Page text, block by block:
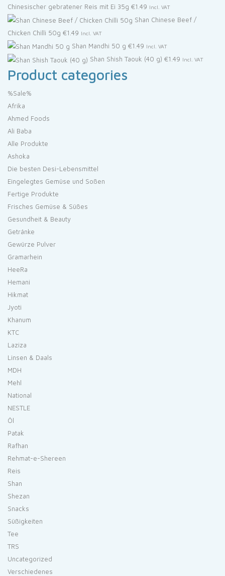
Chinesischer gebratener Reis mit Ei 35g €1.49 Incl. VAT
Shan Chinese Beef /
Chicken Chilli 50g €1.49 Incl. VAT
Shan Mandhi 50 g €1.49 Incl. VAT
Shan Shish Taouk (40 g) €1.49 Incl. VAT
Product categories
%Sale%
Afrika
Ahmed Foods
Ali Baba
Alle Produkte
Ashoka
Die besten Desi-Lebensmittel
Eingelegtes Gemüse und Soßen
Fertige Produkte
Frisches Gemüse & Süßes
Gesundheit & Beauty
Getränke
Gewürze Pulver
Gramarhein
HeeRa
Hemani
Hikmat
Jyoti
Khanum
KTC
Laziza
Linsen & Daals
MDH
Mehl
National
NESTLE
Öl
Patak
Rafhan
Rehmat-e-Shereen
Reis
Shan
Shezan
Snacks
Süßigkeiten
Tee
TRS
Uncategorized
Verschiedenes